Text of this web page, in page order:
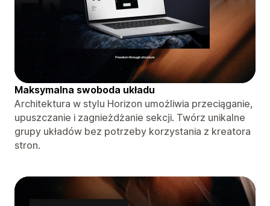
Maksymalna swoboda układu
Architektura w stylu Horizon umożliwia przeciąganie,
upuszczanie i zagnieżdżanie sekcji. Twórz unikalne
grupy układów bez potrzeby korzystania z kreatora
stron.